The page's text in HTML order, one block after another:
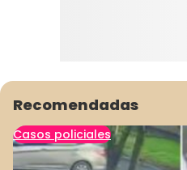
Recomendadas
Casos policiales